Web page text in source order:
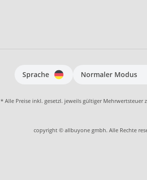
Sprache Normaler Modus
* Alle Preise inkl. gesetzl. jeweils gültiger Mehrwertsteuer
copyright © allbuyone gmbh. Alle Rechte